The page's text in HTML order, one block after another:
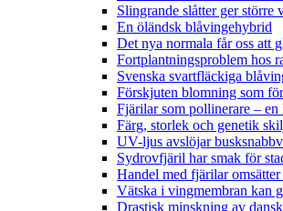
Slingrande slåtter ger större
En öländsk blåvingehybrid
Det nya normala får oss att
Fortplantningsproblem hos
Svenska svartfläckiga
Förskjuten blomning som
Fjärilar som pollinerare – en
Färg, storlek och genetik
UV-ljus avslöjar
Sydrovfjäril har smak för
Handel med fjärilar
Vätska i vingmembran kan
Drastisk minskning av